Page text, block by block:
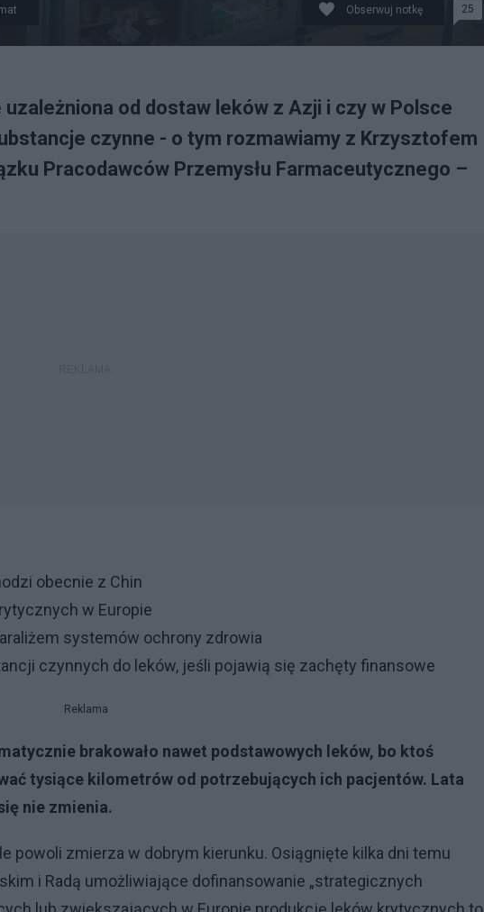
Obserwuj notkę 25
od dostaw leków z Azji i czy w Polsce
czynne - o tym rozmawiamy z Krzysztofem
Pracodawców Przemysłu Farmaceutycznego –
obecnie z Chin
w Europie
systemów ochrony zdrowia
czynnych do leków, jeśli pojawią się zachęty finansowe
Reklama
brakowało nawet podstawowych leków, bo ktoś
tysiące kilometrów od potrzebujących ich pacjentów. Lata
nie zmienia.
powoli zmierza w dobrym kierunku. Osiągnięte kilka dni temu
i Radą umożliwiające dofinansowanie „strategicznych